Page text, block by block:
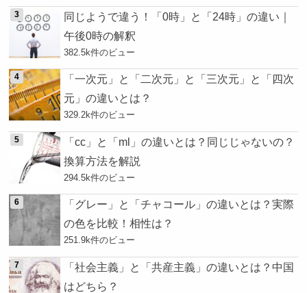
同じようで違う！「0時」と「24時」の違い｜
午後0時の解釈
382.5k件のビュー
「一次元」と「二次元」と「三次元」と「四次
元」の違いとは？
329.2k件のビュー
「cc」と「ml」の違いとは？同じじゃないの？
換算方法を解説
294.5k件のビュー
「グレー」と「チャコール」の違いとは？実際
の色を比較！相性は？
251.9k件のビュー
「社会主義」と「共産主義」の違いとは？中国
はどちら？